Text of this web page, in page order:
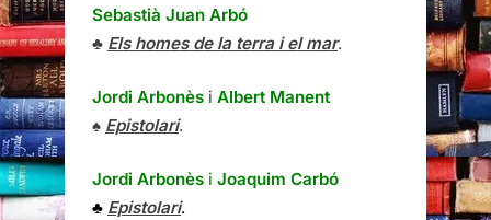
Sebastià Juan Arbó
♣ Els homes de la terra i el mar.
Jordi Arbonès i Albert Manent
♠ Epistolari.
Jordi Arbonès i Joaquim Carbó
♣ Epistolari.